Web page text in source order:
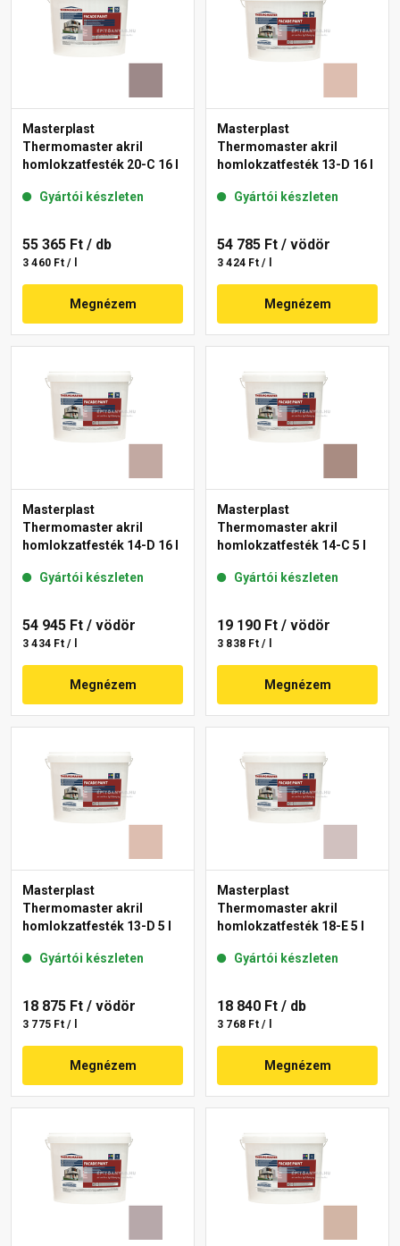
Masterplast
Thermomaster akril
homlokzatfesték 20-C 16 l
Gyártói készleten
55 365 Ft / db
3 460 Ft / l
Megnézem
Masterplast
Thermomaster akril
homlokzatfesték 13-D 16 l
Gyártói készleten
54 785 Ft / vödör
3 424 Ft / l
Megnézem
Masterplast
Thermomaster akril
homlokzatfesték 14-D 16 l
Gyártói készleten
54 945 Ft / vödör
3 434 Ft / l
Megnézem
Masterplast
Thermomaster akril
homlokzatfesték 14-C 5 l
Gyártói készleten
19 190 Ft / vödör
3 838 Ft / l
Megnézem
Masterplast
Thermomaster akril
homlokzatfesték 13-D 5 l
Gyártói készleten
18 875 Ft / vödör
3 775 Ft / l
Megnézem
Masterplast
Thermomaster akril
homlokzatfesték 18-E 5 l
Gyártói készleten
18 840 Ft / db
3 768 Ft / l
Megnézem